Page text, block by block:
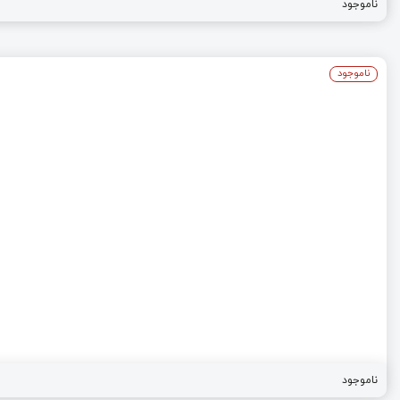
ناموجود
ناموجود